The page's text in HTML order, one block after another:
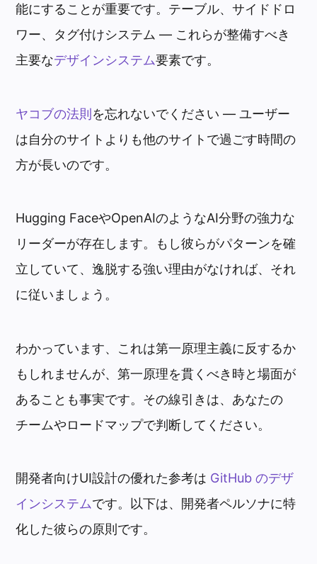
能にすることが重要です。テーブル、サイドドロ
ワー、タグ付けシステム — これらが整備すべき
主要なデザインシステム要素です。
ヤコブの法則を忘れないでください — ユーザー
は自分のサイトよりも他のサイトで過ごす時間の
方が長いのです。
Hugging FaceやOpenAIのようなAI分野の強力な
リーダーが存在します。もし彼らがパターンを確
立していて、逸脱する強い理由がなければ、それ
に従いましょう。
わかっています、これは第一原理主義に反するか
もしれませんが、第一原理を貫くべき時と場面が
あることも事実です。その線引きは、あなたの
チームやロードマップで判断してください。
開発者向けUI設計の優れた参考は GitHub のデザ
インシステムです。以下は、開発者ペルソナに特
化した彼らの原則です。